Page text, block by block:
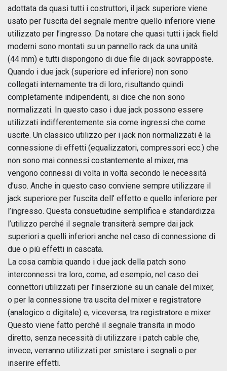
adottata da quasi tutti i costruttori, il jack superiore viene
usato per l’uscita del segnale mentre quello inferiore viene
utilizzato per l’ingresso. Da notare che quasi tutti i jack field
moderni sono montati su un pannello rack da una unità
(44 mm) e tutti dispongono di due file di jack sovrapposte.
Quando i due jack (superiore ed inferiore) non sono
collegati internamente tra di loro, risultando quindi
completamente indipendenti, si dice che non sono
normalizzati. In questo caso i due jack possono essere
utilizzati indifferentemente sia come ingressi che come
uscite. Un classico utilizzo per i jack non normalizzati è la
connessione di effetti (equalizzatori, compressori ecc.) che
non sono mai connessi costantemente al mixer, ma
vengono connessi di volta in volta secondo le necessità
d’uso. Anche in questo caso conviene sempre utilizzare il
jack superiore per l’uscita dell’ effetto e quello inferiore per
l’ingresso. Questa consuetudine semplifica e standardizza
l’utilizzo perché il segnale transiterà sempre dai jack
superiori a quelli inferiori anche nel caso di connessione di
due o più effetti in cascata.
La cosa cambia quando i due jack della patch sono
interconnessi tra loro, come, ad esempio, nel caso dei
connettori utilizzati per l’inserzione su un canale del mixer,
o per la connessione tra uscita del mixer e registratore
(analogico o digitale) e, viceversa, tra registratore e mixer.
Questo viene fatto perché il segnale transita in modo
diretto, senza necessità di utilizzare i patch cable che,
invece, verranno utilizzati per smistare i segnali o per
inserire effetti.